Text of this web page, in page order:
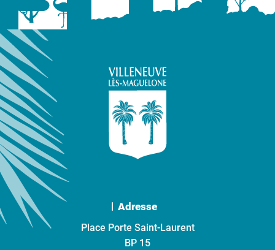
Adresse
Place Porte Saint-Laurent
BP 15